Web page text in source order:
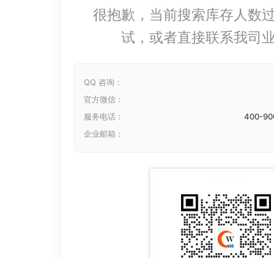
很抱歉，当前搜索库存人数
试，或者直接联系我司
QQ 咨询：
官方微信：
服务电话：
400-
企业邮箱：